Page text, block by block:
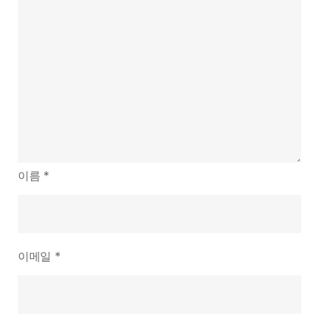
이름 *
이메일 *